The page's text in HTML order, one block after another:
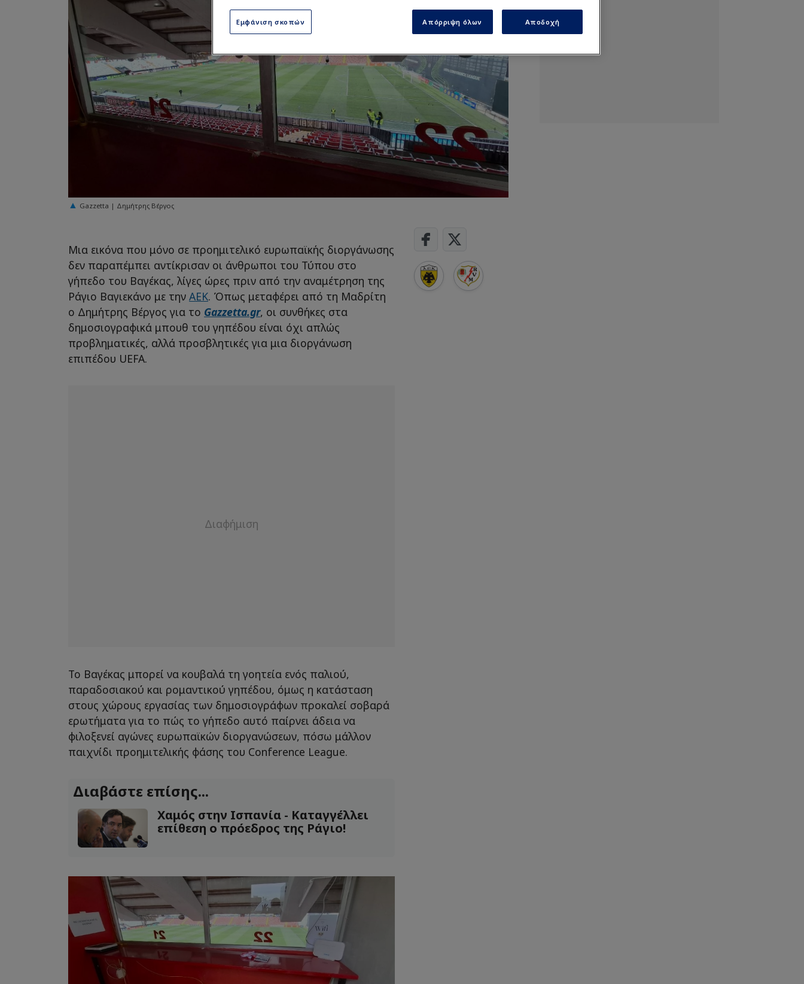
Gazzetta | Δημήτρης Βέργος
Μια εικόνα που μόνο σε προημιτελικό ευρωπαϊκής διοργάνωσης
δεν παραπέμπει αντίκρισαν οι άνθρωποι του Τύπου στο
γήπεδο του Βαγέκας, λίγες ώρες πριν από την αναμέτρηση της
Ράγιο Βαγιεκάνο με την ΑΕΚ. Όπως μεταφέρει από τη Μαδρίτη
ο Δημήτρης Βέργος για το Gazzetta.gr, οι συνθήκες στα
δημοσιογραφικά μπουθ του γηπέδου είναι όχι απλώς
προβληματικές, αλλά προσβλητικές για μια διοργάνωση
επιπέδου UEFA.
Το Βαγέκας μπορεί να κουβαλά τη γοητεία ενός παλιού,
παραδοσιακού και ρομαντικού γηπέδου, όμως η κατάσταση
στους χώρους εργασίας των δημοσιογράφων προκαλεί σοβαρά
ερωτήματα για το πώς το γήπεδο αυτό παίρνει άδεια να
φιλοξενεί αγώνες ευρωπαϊκών διοργανώσεων, πόσω μάλλον
παιχνίδι προημιτελικής φάσης του Conference League.
Διαβάστε επίσης...
Χαμός στην Ισπανία - Καταγγέλλει
επίθεση ο πρόεδρος της Ράγιο!
Εμφάνιση σκοπών Απόρριψη όλων Αποδοχή